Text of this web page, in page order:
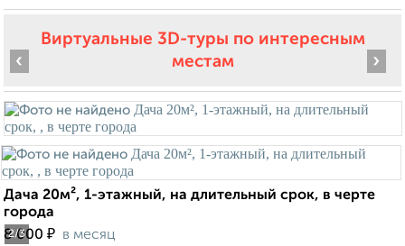
Виртуальные 3D-туры по интересным
местам
2/3
‹ ›
Дача 20м², 1-этажный, на длительный срок, в черте
города
8 000 ₽ в месяц